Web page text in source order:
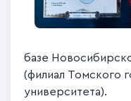
базе
(филиал Томского
университета).